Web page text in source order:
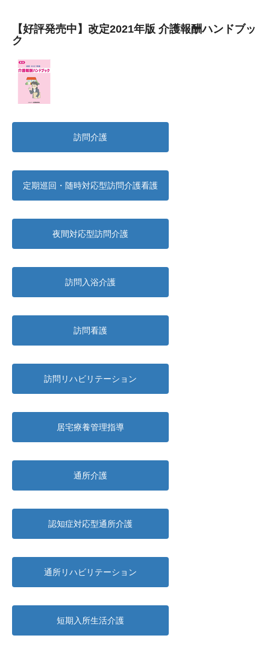
【好評発売中】改定2021年版 介護報酬ハンドブッ
ク
訪問介護
定期巡回・随時対応型訪問介護看護
夜間対応型訪問介護
訪問入浴介護
訪問看護
訪問リハビリテーション
居宅療養管理指導
通所介護
認知症対応型通所介護
通所リハビリテーション
短期入所生活介護